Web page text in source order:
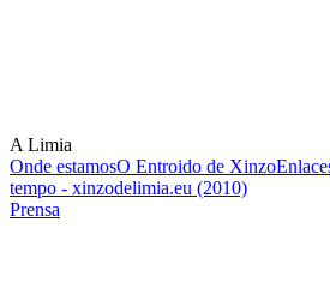
A Limia
Onde estamosO Entroido de Xinzo
tempo - xinzodelimia.eu (2010)
Prensa